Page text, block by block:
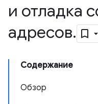
и отладка
адресов.
Содержание
Обзор